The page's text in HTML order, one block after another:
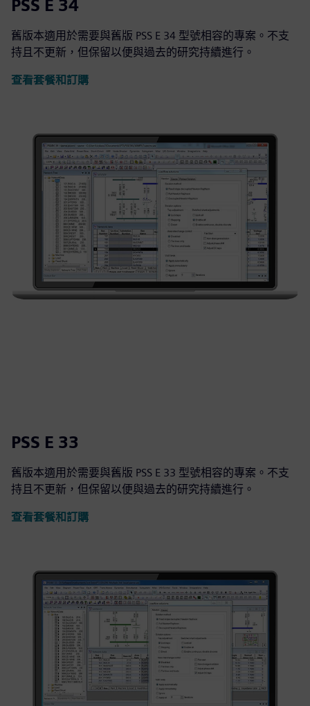
PSS E 34
舊版本適用於需要與舊版 PSS E 34 型號相容的專案。不支
持且不更新，但保留以便與過去的研究持續進行。
查看套餐和訂購
PSS E 33
舊版本適用於需要與舊版 PSS E 33 型號相容的專案。不支
持且不更新，但保留以便與過去的研究持續進行。
查看套餐和訂購